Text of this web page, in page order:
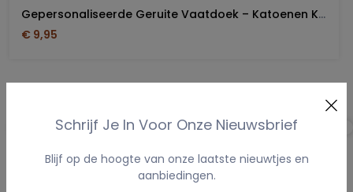
Gepersonaliseerde Geruite Vaatdoek – Katoenen Keukendoek Met Borduring
€ 9,95
€9 - €12
Schrijf Je In Voor Onze Nieuwsbrief
Blijf op de hoogte van onze laatste nieuwtjes en
aanbiedingen.